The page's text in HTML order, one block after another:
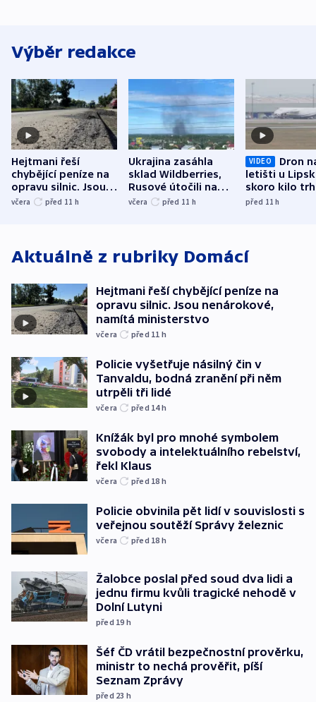
Výběr redakce
Hejtmani řeší
chybějící peníze na
opravu silnic. Jsou
nenárokové, namítá
včera před 11 h
Ukrajina zasáhla
sklad Wildberries,
Rusové útočili na
trh, hasiče či
včera před 11 h
VIDEO
Dron
letišti u
skoro kilo
indicie
před 11h
Aktuálně z rubriky Domácí
Hejtmani řeší chybějící peníze na
opravu silnic. Jsou nenárokové,
namítá ministerstvo
včera před 11 h
Policie vyšetřuje násilný čin v
Tanvaldu, bodná zranění při něm
utrpěli tři lidé
včera před 14h
Knížák byl pro mnohé symbolem
svobody a intelektuálního rebelství,
řekl Klaus
včera před 18 h
Policie obvinila pět lidí v souvislosti s
veřejnou soutěží Správy železnic
včera před 18 h
Žalobce poslal před soud dva lidi a
jednu firmu kvůli tragické nehodě v
Dolní Lutyni
před 19 h
Šéf ČD vrátil bezpečnostní prověrku,
ministr to nechá prověřit, píší
Seznam Zprávy
před 23 h